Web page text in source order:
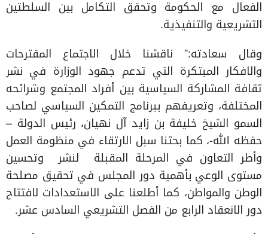
الفعال مع الحكومة وتحقق التكامل بين السلطتين
التشريعية والتنفيذية.
وقال سعادته:” ناقشنا خلال الاجتماع المقترحات
والافكار المبتكرة التي تدعم جهود الوزارة في نشر
ثقافة المشاركة السياسية بين أفراد المجتمع وشرائحه
المختلفة، وتعريفهم ببرنامج التمكين السياسي لصاحب
السمو الشيخ خليفة بن زايد آل نهيان، رئيس الدولة –
حفظه الله-، كما بحثنا سبل الارتقاء في منظومة العمل
وأطر التعاون في المرحلة المقبلة لنشر وتحسين
مستوى الوعي بأهمية دور المجلس في تحقيق مصلحة
الوطن والمواطن، كما أطلعنا على الاستعدادات لافتتاح
دور الانعقاد الرابع من الفصل التشريعي السادس عشر.